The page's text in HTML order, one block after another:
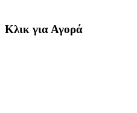
Κλικ για Αγορά